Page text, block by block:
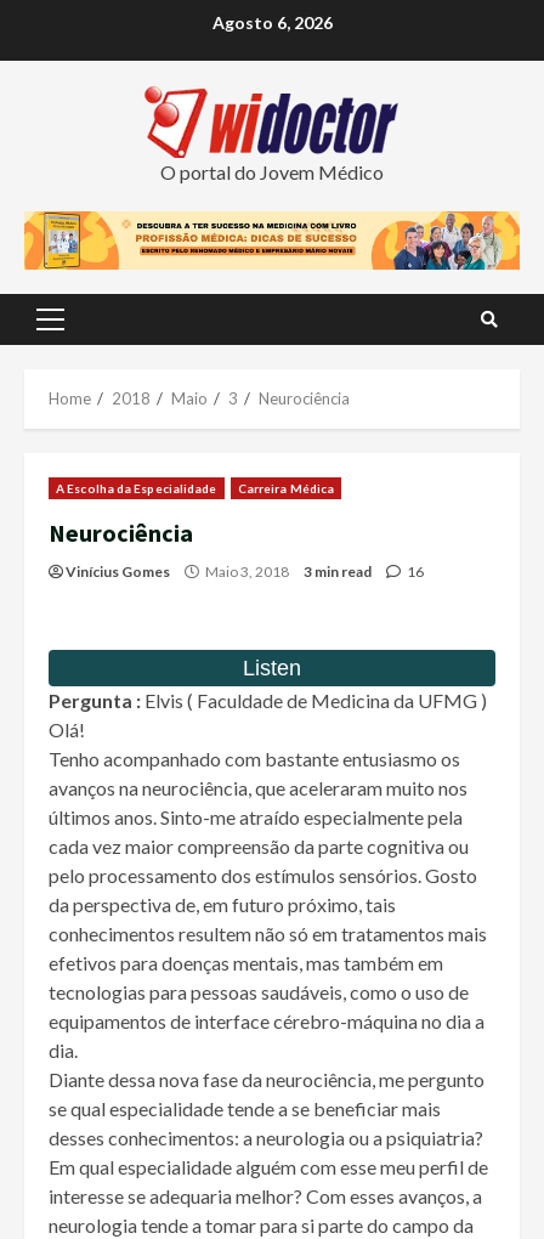
Agosto 6, 2026
O portal do Jovem Médico
Primary
Home 2018 Maio 3 Neurociência
A Escolha da Especialidade Carreira Médica
Neurociência
Vinícius Gomes Maio 3, 2018 3 min read 16
Pergunta : Elvis ( Faculdade de Medicina da UFMG )
Olá!
Tenho acompanhado com bastante entusiasmo os
avanços na neurociência, que aceleraram muito nos
últimos anos. Sinto-me atraído especialmente pela
cada vez maior compreensão da parte cognitiva ou
pelo processamento dos estímulos sensórios. Gosto
da perspectiva de, em futuro próximo, tais
conhecimentos resultem não só em tratamentos mais
efetivos para doenças mentais, mas também em
tecnologias para pessoas saudáveis, como o uso de
equipamentos de interface cérebro-máquina no dia a
dia.
Diante dessa nova fase da neurociência, me pergunto
se qual especialidade tende a se beneficiar mais
desses conhecimentos: a neurologia ou a psiquiatria?
Em qual especialidade alguém com esse meu perfil de
interesse se adequaria melhor? Com esses avanços, a
neurologia tende a tomar para si parte do campo da